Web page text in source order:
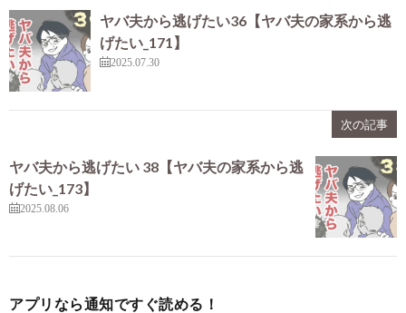
ヤバ夫から逃げたい36【ヤバ夫の家系から逃
げたい_171】
2025.07.30
次の記事
ヤバ夫から逃げたい 38【ヤバ夫の家系から逃
げたい_173】
2025.08.06
アプリなら通知ですぐ読める！